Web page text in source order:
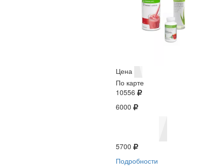
Цена
По карте
10556
6000
5700
Подробности